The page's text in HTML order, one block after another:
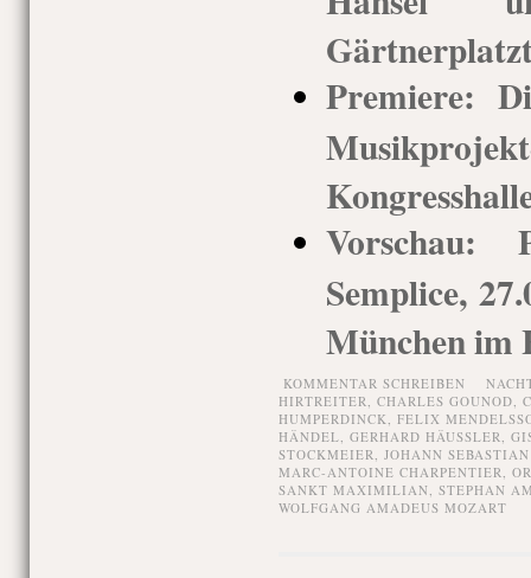
Premiere:
Vorschau:
Semplice,
München im
KOMMENTAR SCHREIBEN
HIRTREITER, CHARLES GOUNOD,
HUMPERDINCK, FELIX
HÄNDEL, GERHARD HÄUSSLER ,
STOCKMEIER, JOHANN
MARC-ANTOINE CHARPENTIER,
SANKT MAXIMILIAN, STEPHAN
WOLFGANG AMADEUS MOZART